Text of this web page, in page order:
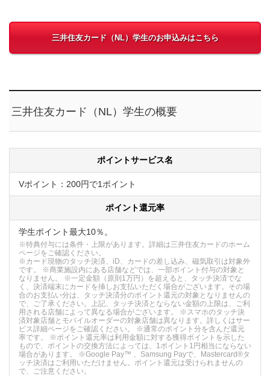
三井住友カード（NL）学生のお申込みはこちら
三井住友カード（NL）学生の概要
ポイントサービス名
Vポイント：200円で1ポイント
ポイント還元率
学生ポイント最大10％。
※特典付与には条件・上限があります。詳細は三井住友カードのホーム
ページをご確認ください。
※カード現物のタッチ決済、iD、カードの差し込み、磁気取引は対象外
です。 ※商業施設内にある店舗などでは、一部ポイント付与の対象と
なりません。 ※一定金額（原則1万円）を超えると、タッチ決済でな
く、決済端末にカードを挿しお支払いただく場合がございます。その場
合のお支払い分は、タッチ決済分のポイント還元の対象となりませんの
で、ご了承ください。上記、タッチ決済とならない金額の上限は、ご利
用される店舗によって異なる場合がございます。 ※スマホのタッチ決
済対象店舗とモバイルオーダーの対象店舗は異なります。詳しくはサー
ビス詳細ページをご確認ください。 ※通常のポイント分を含んだ還元
率です。 ※ポイント還元率は利用金額に対する獲得ポイントを示した
もので、ポイントの交換方法によっては、1ポイント1円相当にならない
場合があります。 ※Google Pay™ 、Samsung Payで、Mastercard®タ
ッチ決済はご利用いただけません。ポイント還元は受けられませんの
で、ご注意ください。